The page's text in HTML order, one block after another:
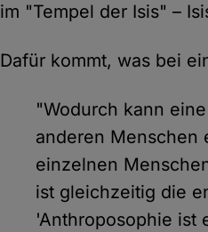
im "Tempel der Isis" –
Dafür kommt, was bei
"Wodurch kann
anderen Menschen
einzelnen
ist gleichzeitig die
'Anthroposophie ist